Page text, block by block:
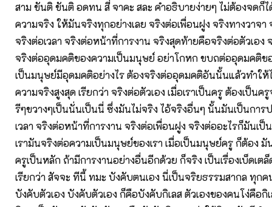
สาม ขันติ ขันติ อดทน สี่ จาคะ สละ คำอธิบายง่ายๆ ไม่ต้องจดก็ไ
ความจริง ให้มันจริงทุกอย่างเลย จริงต่อเพื่อนฝูง จริงทางวาจา
จริงต่อเวลา จริงต่อหน้าที่การงาน จริงสุดท้ายคือจริงต่อตัวเอง
จริงต่ออุดมคติของความเป็นมนุษย์ อย่าโกหก ขบถต่ออุดมคติข
เป็นมนุษย์มีอุดมคติอย่างไร ต้องจริงต่ออุดมคติอันนั้นแล้วทำให้
ความจริงสูงสุด เรียกว่า จริงต่อตัวเอง เมื่อเราเป็นครู ต้องเป็นค
รีๆขวางๆเป็นนั่นเป็นนี่ ซึ่งมันไม่จริง ไอ้จริงอื่นๆ นั้นมันเป็นการ
เวลา จริงต่อหน้าที่การงาน จริงต่อเพื่อนฝูง จริงต่ออะไรก็มันเป็
เรามันจริงต่อความเป็นมนุษย์ของเรา เมื่อเป็นมนุษย์ครู ก็ต้อง
ครูเป็นหลัก ถ้ามีการงานอย่างอื่นอีกด้วย ก็จริง เป็นเรื่องเบ็ดเต
เรียกว่า สัจจะ ทีนี้ ทมะ บังคับตนเอง นี่เป็นจริยธรรมสากล ทุก
บังคับตัวเอง บังคับตัวเอง ก็คือบังคับกิเลส ตัวเองของคนโง่คือกิ